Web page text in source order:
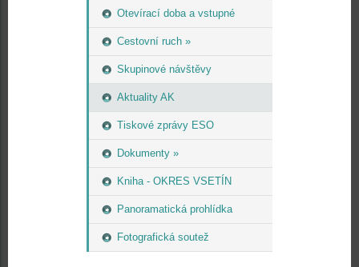
Otevírací doba a vstupné
Cestovní ruch »
Skupinové návštěvy
Aktuality AK
Tiskové zprávy ESO
Dokumenty »
Kniha - OKRES VSETÍN
Panoramatická prohlídka
Fotografická soutež